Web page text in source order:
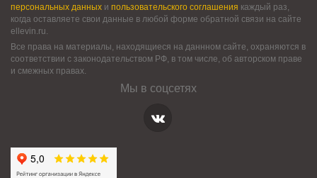
персональных данных и пользовательского соглашения каждый раз,
когда оставляете свои данные в любой форме обратной связи на сайте
ellevin.ru.
Все права на материалы, находящиеся на даннном сайте, охраняются в
соответствии с законодательством РФ, в том числе, об авторском праве
и смежных правах.
Мы в соцсетях